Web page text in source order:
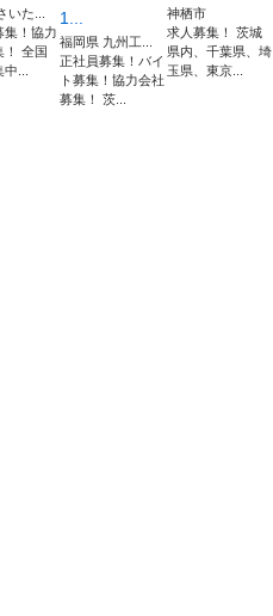
いた...
集！協力
！ 全国
...
1...
福岡県 九州工...
正社員募集！バイ
ト募集！協力会社
募集！ 茨...
神栖市
求人募集！ 茨城
県内、千葉県、埼
玉県、東京...